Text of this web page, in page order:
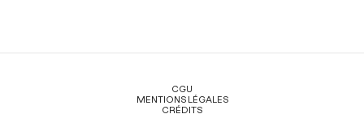
Légal
CGU
MENTIONS LÉGALES
CRÉDITS